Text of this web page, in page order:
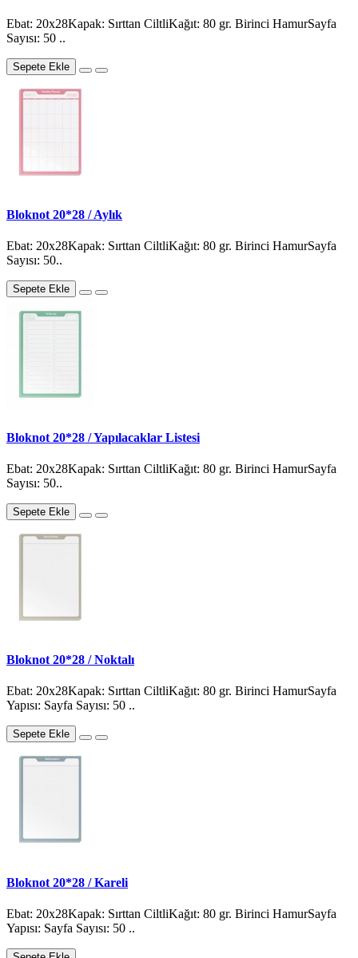
Ebat: 20x28Kapak: Sırttan CiltliKağıt: 80 gr. Birinci HamurSayfa
Sayısı: 50 ..
Sepete Ekle
Bloknot 20*28 / Aylık
Ebat: 20x28Kapak: Sırttan CiltliKağıt: 80 gr. Birinci HamurSayfa
Sayısı: 50..
Sepete Ekle
Bloknot 20*28 / Yapılacaklar Listesi
Ebat: 20x28Kapak: Sırttan CiltliKağıt: 80 gr. Birinci HamurSayfa
Sayısı: 50..
Sepete Ekle
Bloknot 20*28 / Noktalı
Ebat: 20x28Kapak: Sırttan CiltliKağıt: 80 gr. Birinci HamurSayfa
Yapısı: Sayfa Sayısı: 50 ..
Sepete Ekle
Bloknot 20*28 / Kareli
Ebat: 20x28Kapak: Sırttan CiltliKağıt: 80 gr. Birinci HamurSayfa
Yapısı: Sayfa Sayısı: 50 ..